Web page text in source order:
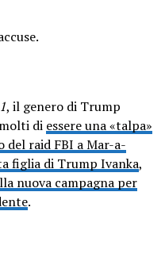
, il genero di Trump
di essere una «talpa»
del raid FBI a Mar-a-
figlia di Trump Ivanka,
nuova campagna per
.